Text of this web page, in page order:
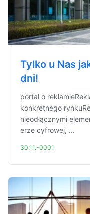
Tylko u Nas
dni!
portal o
konkretnego
nieodłącznymi
erze cyfrowej, ...
30.11.-0001